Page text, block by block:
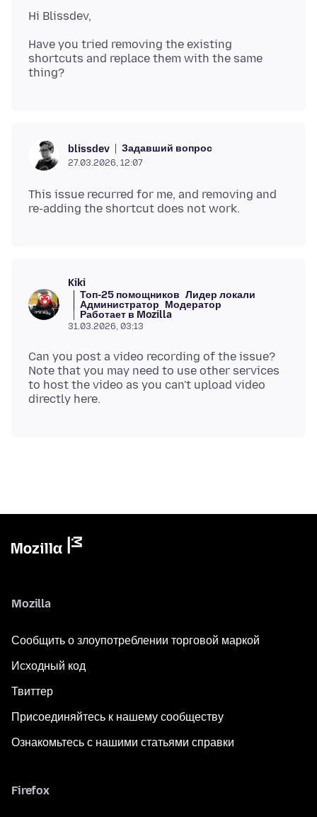
Have you tried removing the existing
shortcuts and replace them with the same
blissdev Задавший вопрос
27.03.2026, 12:07
This issue recurred for me, and removing and
Kiki
Топ-25 помощников Лидер локали
Администратор Модератор
Работает в Mozilla
31.03.2026, 03:13
Can you post a video recording of the issue?
Note that you may need to use other services
to host the video as you can't upload video
Mozilla
Сообщить о злоупотреблении торговой маркой
Исходный код
Твиттер
Присоединяйтесь к нашему сообществу
Ознакомьтесь с нашими статьями справки
Firefox